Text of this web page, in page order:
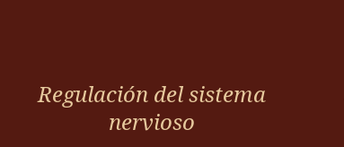
Regulación del sistema
nervioso